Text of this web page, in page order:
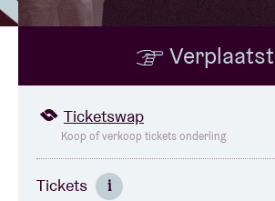
BRDCST
Verplaatst
Ticketswap
Koop of verkoop tickets onderling
Tickets i